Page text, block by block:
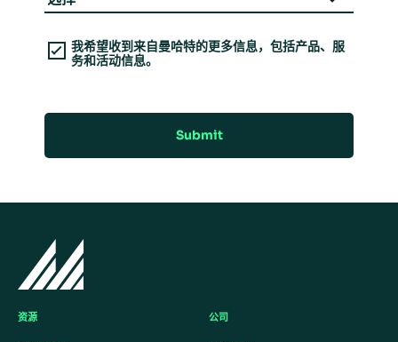
我希望收到来自曼哈特的更多信息，包括产品、服
务和活动信息。
Submit
资源 公司